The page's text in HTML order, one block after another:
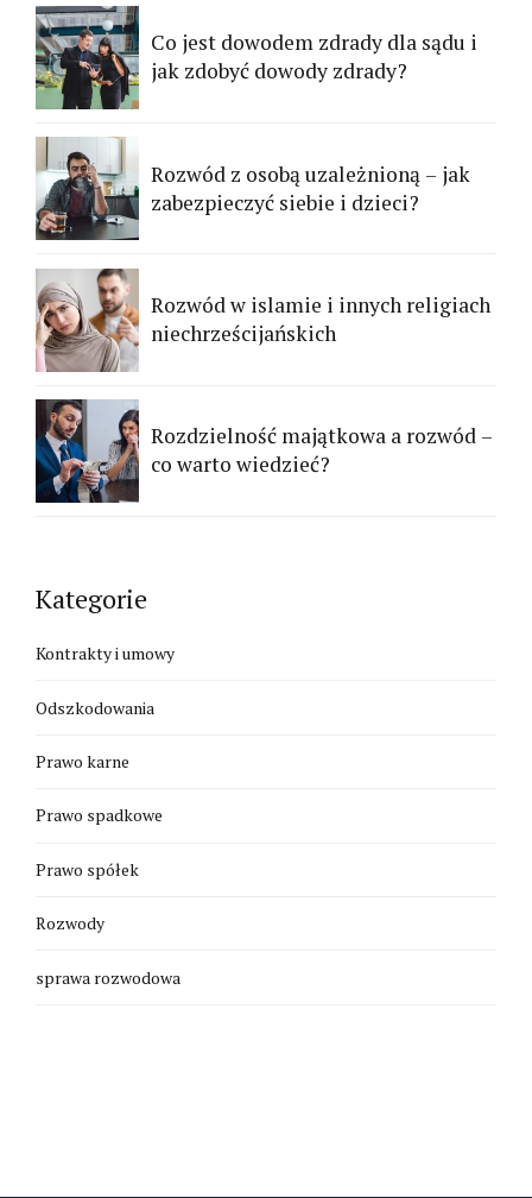
Co jest dowodem zdrady dla sądu i
jak zdobyć dowody zdrady?
Rozwód z osobą uzależnioną – jak
zabezpieczyć siebie i dzieci?
Rozwód w islamie i innych religiach
niechrześcijańskich
Rozdzielność majątkowa a rozwód –
co warto wiedzieć?
Kategorie
Kontrakty i umowy
Odszkodowania
Prawo karne
Prawo spadkowe
Prawo spółek
Rozwody
sprawa rozwodowa